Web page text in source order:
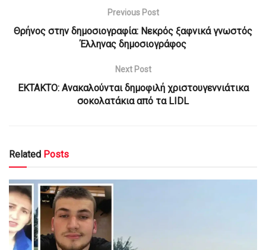
Previous Post
Θρήνος στην δημοσιογραφία: Νεκρός ξαφνικά γνωστός
Έλληνας δημοσιογράφος
Next Post
ΕΚΤΑΚΤΟ: Ανακαλούνται δημοφιλή χριστουγεννιάτικα
σοκολατάκια από τα LIDL
Related Posts